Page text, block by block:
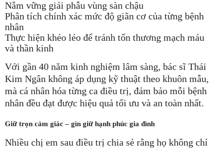
Nắm vững giải phẫu vùng sàn chậu
Phân tích chính xác mức độ giãn cơ của từng bệnh
nhân
Thực hiện khéo léo để tránh tổn thương mạch máu
và thần kinh
Với gần 40 năm kinh nghiệm lâm sàng, bác sĩ Thái
Kim Ngân không áp dụng kỹ thuật theo khuôn mẫu,
mà cá nhân hóa từng ca điều trị, đảm bảo mỗi bệnh
nhân đều đạt được hiệu quả tối ưu và an toàn nhất.
Giữ trọn cảm giác – gìn giữ hạnh phúc gia đình
Nhiều chị em sau điều trị chia sẻ rằng họ không chỉ